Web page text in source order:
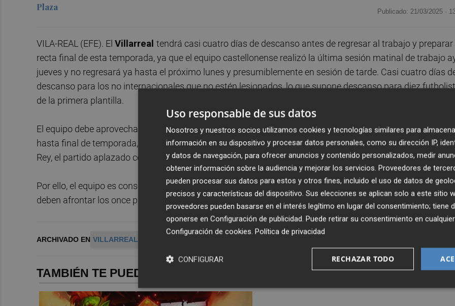
Plaza Publicado: 21/03/2025 ·
VILA-REAL (EFE). El Villarreal tendrá casi cuatro días de descanso antes de regresar al trabajo y preparar
recta final de esta temporada, ya que el equipo castellonense realizó la última sesión matinal de trabajo
jueves y no regresará ya hasta el próximo lunes y presumiblemente en sesión de tarde. Casi cuatro días
descanso para los no internacionales que no estén lesionados, lo que supone descanso para diez
de la primera plantilla.
El equipo debe aprovechar este parón liguero para coger fuerzas, ya que este será el único que le quedará
hasta final de temporada, ya que el Villarreal debe jugar en el parón del 26 de marzo por la final de Copa
Rey, el partido aplazado con el Espanyol por la DANA.
Por ello, el equipo es consciente que tras este descanso ya no tendrán otro hasta final de la temporada y
deben afrontar los once partidos finales sin descanso.
ARCHIVADO EN VILLARREAL CF
TAMBIÉN TE PUEDE INTERESAR
Uso responsable de sus datos
Nosotros y nuestros socios utilizamos cookies y tecnologías similares para
información en su dispositivo y procesar datos personales, como su dirección IP,
y datos de navegación, para ofrecer anuncios y contenido personalizados, medir
obtener información sobre la audiencia y mejorar los servicios. Proveedores de
pueden procesar sus datos para estos y otros fines, incluido el uso de datos de
precisos y características del dispositivo. Sus elecciones se aplican solo a este sitio
proveedores pueden basarse en el interés legítimo en lugar del consentimiento; tiene
oponerse en Configuración de publicidad. Puede retirar su consentimiento en
Configuración de cookies. Política de privacidad
RECHAZAR TODO
CONFIGURAR